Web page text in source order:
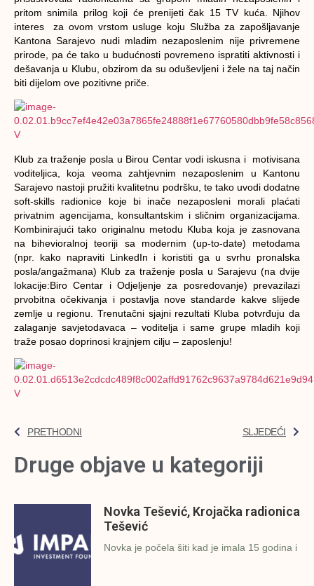
pritom snimila prilog koji će prenijeti čak 15 TV kuća. Njihov
interes za ovom vrstom usluge koju Služba za zapošljavanje
Kantona Sarajevo nudi mladim nezaposlenim nije privremene
prirode, pa će tako u budućnosti povremeno ispratiti aktivnosti i
dešavanja u Klubu, obzirom da su oduševljeni i žele na taj način
biti dijelom ove pozitivne priče.
Klub za traženje posla u Birou Centar vodi iskusna i motivisana
voditeljica, koja veoma zahtjevnim nezaposlenim u Kantonu
Sarajevo nastoji pružiti kvalitetnu podršku, te tako uvodi dodatne
soft-skills radionice koje bi inače nezaposleni morali plaćati
privatnim agencijama, konsultantskim i sličnim organizacijama.
Kombinirajući tako originalnu metodu Kluba koja je zasnovana
na bihevioralnoj teoriji sa modernim (up-to-date) metodama
(npr. kako napraviti LinkedIn i koristiti ga u svrhu pronalska
posla/angažmana) Klub za traženje posla u Sarajevu (na dvije
lokacije:Biro Centar i Odjeljenje za posredovanje) prevazilazi
prvobitna očekivanja i postavlja nove standarde kakve slijede
zemlje u regionu. Trenutačni sjajni rezultati Kluba potvrđuju da
zalaganje savjetodavaca – voditelja i same grupe mladih koji
traže posao doprinosi krajnjem cilju – zaposlenju!
PRETHODNI SLJEDEĆI
Druge objave u kategoriji
Novka Tešević, Krojačka radionica
Tešević
Novka je počela šiti kad je imala 15 godina i